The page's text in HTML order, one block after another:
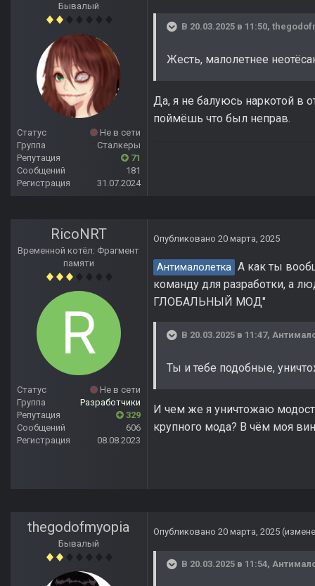
Бывалый
Статус
Не в сети
Группа
Сталкеры
Репутация
71
Сообщений
181
Регистрация
31.07.2024
В 20.03.2025 в 11:50,
Жесть, малолетнее
Да, я не балуюсь наркотой в
поймёшь что был неправ.
RicoNRT
Временной котёл: Фрагмент
памяти
Статус
Не в сети
Группа
Разработчики
Репутация
329
Сообщений
606
Регистрация
08.08.2023
Опубликовано 20 марта, 2025
Антималолетка А как ты
команду для разработки, а
ГЛОБАЛЬНЫЙ МОД"
В 20.03.2025 в 11:47,
Ты и тебе подобные,
И чем же я уничтожаю
крупного мода? В чём моя
thegodofmyopia
Бывалый
Опубликовано 20 марта, 2025
В 20.03.2025 в 11:54,